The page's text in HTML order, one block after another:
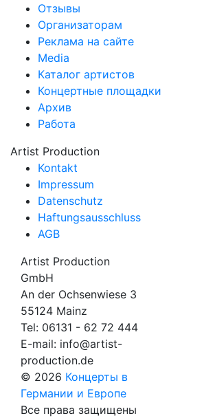
Отзывы
Организаторам
Реклама на сайте
Media
Каталог артистов
Концертные площадки
Архив
Работа
Artist Production
Kontakt
Impressum
Datenschutz
Haftungsausschluss
AGB
Artist Production
GmbH
An der Ochsenwiese 3
55124 Mainz
Tel: 06131 - 62 72 444
E-mail: info@artist-
production.de
© 2026 Концерты в
Германии и Европе
Все права защищены